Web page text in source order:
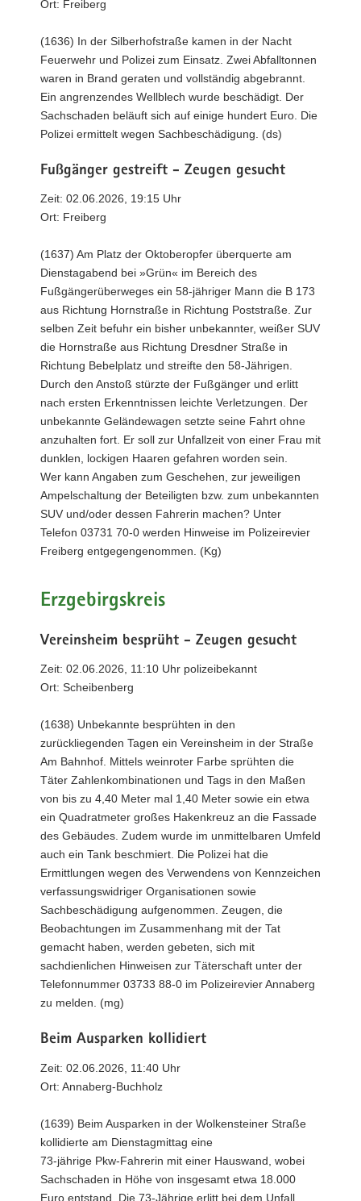
Ort: Freiberg
(1636) In der Silberhofstraße kamen in der Nacht
Feuerwehr und Polizei zum Einsatz. Zwei Abfalltonnen
waren in Brand geraten und vollständig abgebrannt.
Ein angrenzendes Wellblech wurde beschädigt. Der
Sachschaden beläuft sich auf einige hundert Euro. Die
Polizei ermittelt wegen Sachbeschädigung. (ds)
Fußgänger gestreift - Zeugen gesucht
Zeit: 02.06.2026, 19:15 Uhr
Ort: Freiberg
(1637) Am Platz der Oktoberopfer überquerte am
Dienstagabend bei »Grün« im Bereich des
Fußgängerüberweges ein 58-jähriger Mann die B 173
aus Richtung Hornstraße in Richtung Poststraße. Zur
selben Zeit befuhr ein bisher unbekannter, weißer SUV
die Hornstraße aus Richtung Dresdner Straße in
Richtung Bebelplatz und streifte den 58-Jährigen.
Durch den Anstoß stürzte der Fußgänger und erlitt
nach ersten Erkenntnissen leichte Verletzungen. Der
unbekannte Geländewagen setzte seine Fahrt ohne
anzuhalten fort. Er soll zur Unfallzeit von einer Frau mit
dunklen, lockigen Haaren gefahren worden sein.
Wer kann Angaben zum Geschehen, zur jeweiligen
Ampelschaltung der Beteiligten bzw. zum unbekannten
SUV und/oder dessen Fahrerin machen? Unter
Telefon 03731 70-0 werden Hinweise im Polizeirevier
Freiberg entgegengenommen. (Kg)
Erzgebirgskreis
Vereinsheim besprüht - Zeugen gesucht
Zeit: 02.06.2026, 11:10 Uhr polizeibekannt
Ort: Scheibenberg
(1638) Unbekannte besprühten in den
zurückliegenden Tagen ein Vereinsheim in der Straße
Am Bahnhof. Mittels weinroter Farbe sprühten die
Täter Zahlenkombinationen und Tags in den Maßen
von bis zu 4,40 Meter mal 1,40 Meter sowie ein etwa
ein Quadratmeter großes Hakenkreuz an die Fassade
des Gebäudes. Zudem wurde im unmittelbaren Umfeld
auch ein Tank beschmiert. Die Polizei hat die
Ermittlungen wegen des Verwendens von Kennzeichen
verfassungswidriger Organisationen sowie
Sachbeschädigung aufgenommen. Zeugen, die
Beobachtungen im Zusammenhang mit der Tat
gemacht haben, werden gebeten, sich mit
sachdienlichen Hinweisen zur Täterschaft unter der
Telefonnummer 03733 88-0 im Polizeirevier Annaberg
zu melden. (mg)
Beim Ausparken kollidiert
Zeit: 02.06.2026, 11:40 Uhr
Ort: Annaberg-Buchholz
(1639) Beim Ausparken in der Wolkensteiner Straße
kollidierte am Dienstagmittag eine
73-jährige Pkw-Fahrerin mit einer Hauswand, wobei
Sachschaden in Höhe von insgesamt etwa 18.000
Euro entstand. Die 73-Jährige erlitt bei dem Unfall